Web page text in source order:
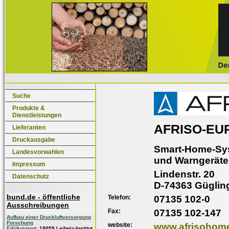
Suche
Produkte &
Dienstleistungen
Lieferanten
Druckausgabe
Landesvorwahlen
Impressum
Datenschutz
bund.de - öffentliche
Ausschreibungen
Aufbau einer Druckluftversorgung
Forschung
AFRISO-
Smart-Home-
und Warngeräte
Lindenstr. 20
D-74363
Telefon: 07135 102-0
Fax: 07135 102-147
website: